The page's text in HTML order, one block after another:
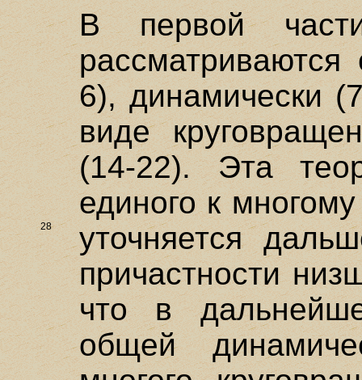
В первой
рассматриваются
6), динамически
виде
(14-22). Эта
единого к
уточняется
28
причастности
что в
общей